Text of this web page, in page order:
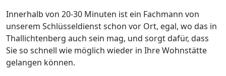
Innerhalb von 20-30 Minuten ist ein Fachmann von
unserem Schlüsseldienst schon vor Ort, egal, wo das in
Thallichtenberg auch sein mag, und sorgt dafür, dass
Sie so schnell wie möglich wieder in Ihre Wohnstätte
gelangen können.